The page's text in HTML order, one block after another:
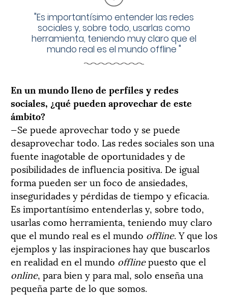
"Es importantísimo entender las redes
sociales y, sobre todo, usarlas como
herramienta, teniendo muy claro que el
mundo real es el mundo offline "
En un mundo lleno de perfiles y redes
sociales, ¿qué pueden aprovechar de este
ámbito?
—Se puede aprovechar todo y se puede
desaprovechar todo. Las redes sociales son una
fuente inagotable de oportunidades y de
posibilidades de influencia positiva. De igual
forma pueden ser un foco de ansiedades,
inseguridades y pérdidas de tiempo y eficacia.
Es importantísimo entenderlas y, sobre todo,
usarlas como herramienta, teniendo muy claro
que el mundo real es el mundo offline. Y que los
ejemplos y las inspiraciones hay que buscarlos
en realidad en el mundo offlinepuesto que el
online, para bien y para mal, solo enseña una
pequeña parte de lo que somos.